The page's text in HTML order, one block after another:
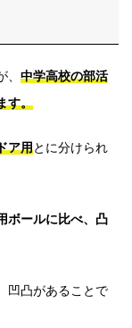
中学高校の部活
す。
ア用とに分けられ
ボールに比べ、凸
凹凸があることで